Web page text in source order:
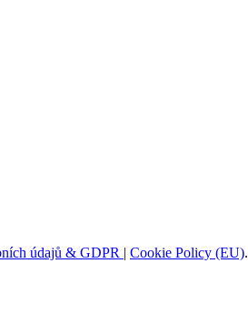
údajů & GDPR | Cookie Policy (EU).